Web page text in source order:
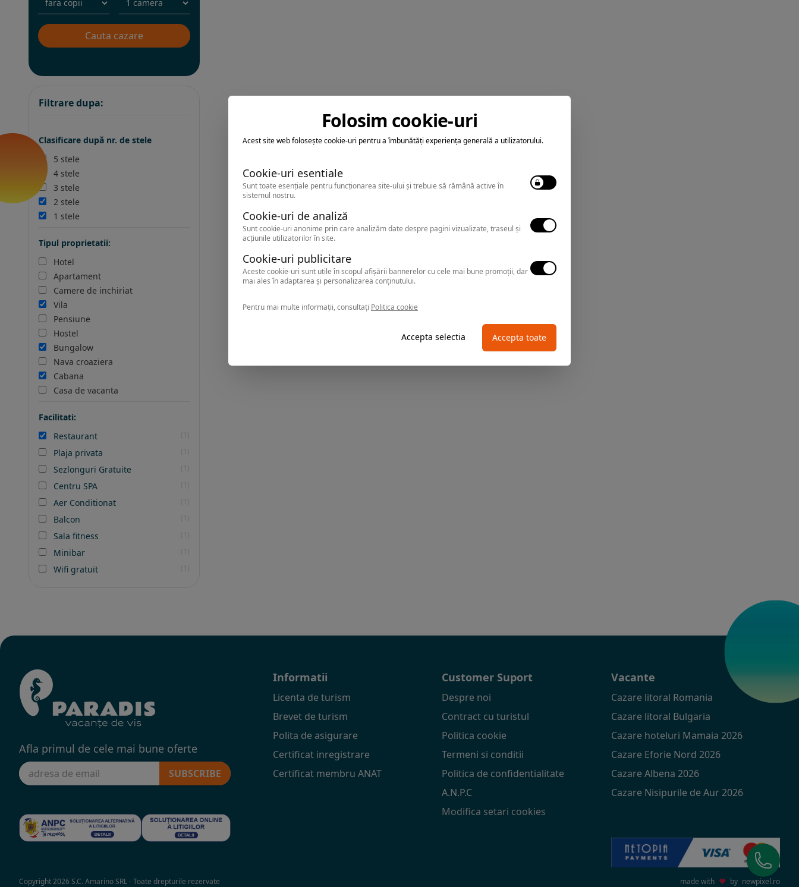
Filtrare dupa:
Clasificare după nr. de stele
5 stele
4 stele
3 stele
2 stele
1 stele
Tipul proprietatii:
Hotel
Apartament
Camere de inchiriat
Vila
Pensiune
Hostel
Bungalow
Nava croaziera
Cabana
Casa de vacanta
Facilitati:
Restaurant
Plaja privata
Sezlonguri Gratuite
Centru SPA
Aer Conditionat
Balcon
Sala fitness
Minibar
Wifi gratuit
Afla primul de cele mai bune oferte
SUBSCRIBE
Informatii
Licenta de turism
Brevet de turism
Polita de asigurare
Certificat inregistrare
Certificat membru ANAT
Customer Suport
Despre noi
Contract cu turistul
Politica cookie
Termeni si conditii
Politica de confidentialitate
A.N.P.C
Modifica setari cookies
Vacante
Cazare litoral Romania
Cazare litoral Bulgaria
Cazare hoteluri Mamaia 2026
Cazare Eforie Nord 2026
Cazare Albena 2026
Cazare Nisipurile de Aur 2026
Copyright 2026 S.C. Amarino SRL - Toate drepturile rezervate
made with ♥ by newpixel.ro
Folosim cookie-uri
Acest site web folosește cookie-uri pentru a îmbunătăți experiența generală a utilizatorului.
Cookie-uri esentiale
Sunt toate esențiale pentru funcționarea site-ului și trebuie să rămână active în
sistemul nostru.
Cookie-uri de analiză
Sunt cookie-uri anonime prin care analizăm date despre pagini vizualizate, traseul și
acțiunile utilizatorilor în site.
Cookie-uri publicitare
Aceste cookie-uri sunt utile în scopul afișării bannerelor cu cele mai bune promoții, dar
mai ales în adaptarea și personalizarea conținutului.
Pentru mai multe informații, consultați Politica cookie
Accepta selectia Accepta toate